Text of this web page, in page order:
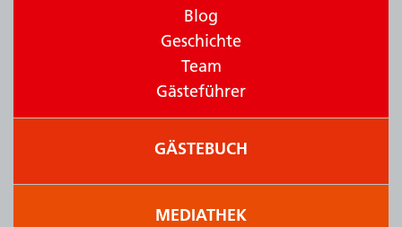
Blog
Geschichte
Team
Gästeführer
GÄSTEBUCH
MEDIATHEK